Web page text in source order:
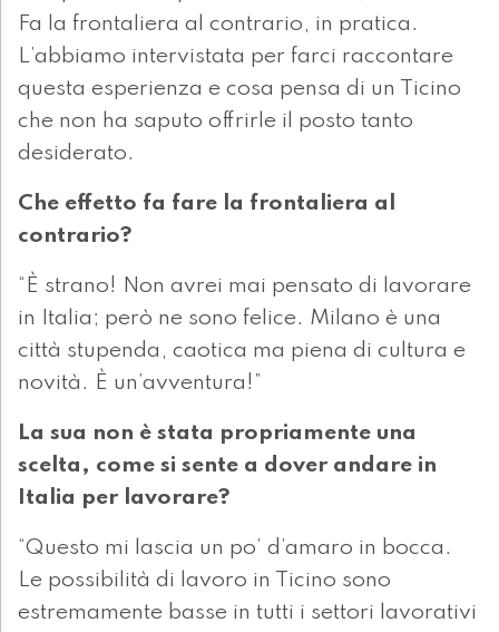
Fa la frontaliera al contrario, in pratica.
L’abbiamo intervistata per farci raccontare
questa esperienza e cosa pensa di un Ticino
che non ha saputo offrirle il posto tanto
desiderato.
Che effetto fa fare la frontaliera al
contrario?
“È strano! Non avrei mai pensato di lavorare
in Italia; però ne sono felice. Milano è una
città stupenda, caotica ma piena di cultura e
novità. È un’avventura!”
La sua non è stata propriamente una
scelta, come si sente a dover andare in
Italia per lavorare?
“Questo mi lascia un po’ d’amaro in bocca.
Le possibilità di lavoro in Ticino sono
estremamente basse in tutti i settori lavorativi